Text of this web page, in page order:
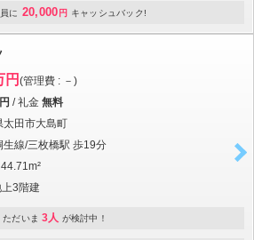
に 20,000 円 キャッシュバック!
円 (管理費 : －)
/ 礼金 無料
太田市大島町
生線/三枚橋駅 歩19分
3階建
ただいま 3人 が検討中！